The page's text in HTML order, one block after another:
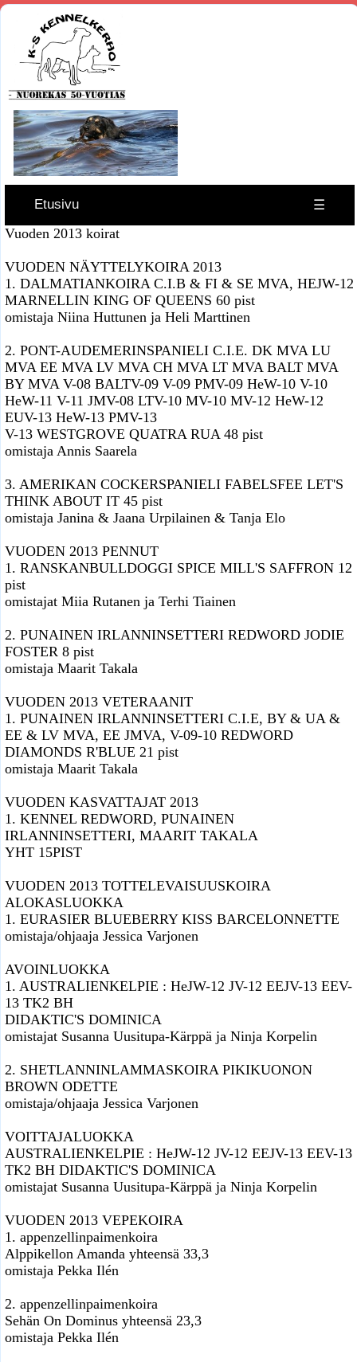
Etusivu ☰
Vuoden 2013 koirat
VUODEN NÄYTTELYKOIRA 2013
1. DALMATIANKOIRA C.I.B & FI & SE MVA, HEJW-12
MARNELLIN KING OF QUEENS 60 pist
omistaja Niina Huttunen ja Heli Marttinen
2. PONT-AUDEMERINSPANIELI C.I.E. DK MVA LU
MVA EE MVA LV MVA CH MVA LT MVA BALT MVA
BY MVA V-08 BALTV-09 V-09 PMV-09 HeW-10 V-10
HeW-11 V-11 JMV-08 LTV-10 MV-10 MV-12 HeW-12
EUV-13 HeW-13 PMV-13
V-13 WESTGROVE QUATRA RUA 48 pist
omistaja Annis Saarela
3. AMERIKAN COCKERSPANIELI FABELSFEE LET'S
THINK ABOUT IT 45 pist
omistaja Janina & Jaana Urpilainen & Tanja Elo
VUODEN 2013 PENNUT
1. RANSKANBULLDOGGI SPICE MILL'S SAFFRON 12
pist
omistajat Miia Rutanen ja Terhi Tiainen
2. PUNAINEN IRLANNINSETTERI REDWORD JODIE
FOSTER 8 pist
omistaja Maarit Takala
VUODEN 2013 VETERAANIT
1. PUNAINEN IRLANNINSETTERI C.I.E, BY & UA &
EE & LV MVA, EE JMVA, V-09-10 REDWORD
DIAMONDS R'BLUE 21 pist
omistaja Maarit Takala
VUODEN KASVATTAJAT 2013
1. KENNEL REDWORD, PUNAINEN
IRLANNINSETTERI, MAARIT TAKALA
YHT 15PIST
VUODEN 2013 TOTTELEVAISUUSKOIRA
ALOKASLUOKKA
1. EURASIER BLUEBERRY KISS BARCELONNETTE
omistaja/ohjaaja Jessica Varjonen
AVOINLUOKKA
1. AUSTRALIENKELPIE : HeJW-12 JV-12 EEJV-13 EEV-
13 TK2 BH
DIDAKTIC'S DOMINICA
omistajat Susanna Uusitupa-Kärppä ja Ninja Korpelin
2. SHETLANNINLAMMASKOIRA PIKIKUONON
BROWN ODETTE
omistaja/ohjaaja Jessica Varjonen
VOITTAJALUOKKA
AUSTRALIENKELPIE : HeJW-12 JV-12 EEJV-13 EEV-13
TK2 BH DIDAKTIC'S DOMINICA
omistajat Susanna Uusitupa-Kärppä ja Ninja Korpelin
VUODEN 2013 VEPEKOIRA
1. appenzellinpaimenkoira
Alppikellon Amanda yhteensä 33,3
omistaja Pekka Ilén
2. appenzellinpaimenkoira
Sehän On Dominus yhteensä 23,3
omistaja Pekka Ilén